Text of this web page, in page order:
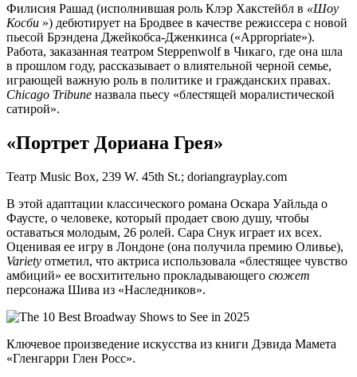
Филисия Рашад (исполнившая роль Клэр Хакстейбл в «Шоу
Косби ») дебютирует на Бродвее в качестве режиссера с новой
пьесой Брэндена Джейкобса-Дженкинса («Appropriate»).
Работа, заказанная театром Steppenwolf в Чикаго, где она шла
в прошлом году, рассказывает о влиятельной черной семье,
играющей важную роль в политике и гражданских правах.
Chicago Tribune назвала пьесу «блестящей моралистической
сатирой».
«Портрет Дориана Грея»
Театр Music Box, 239 W. 45th St.; doriangrayplay.com
В этой адаптации классического романа Оскара Уайльда о
Фаусте, о человеке, который продает свою душу, чтобы
оставаться молодым, 26 ролей. Сара Снук играет их всех.
Оценивая ее игру в Лондоне (она получила премию Оливье),
Variety отметил, что актриса использовала «блестящее чувство
амбиций» ее восхитительно прокладывающего сюжет
персонажа Шива из «Наследников».
Ключевое произведение искусства из книги Дэвида Мамета
«Гленгарри Глен Росс».